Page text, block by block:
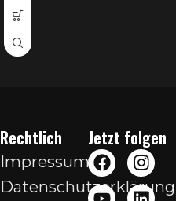
Rechtlich
Impressum
Datenschutzerklärung
Jetzt folgen